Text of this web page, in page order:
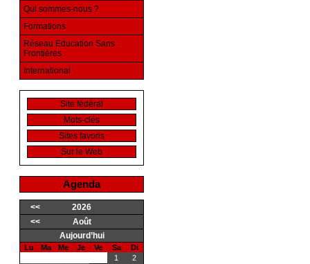
Qui sommes-nous ?
Formations
Réseau Education Sans
Frontières
International
Site fédéral
Mots-clés
Sites favoris
Sur le Web
Agenda
<<
2026
<<
Août
Aujourd’hui
Lu Ma Me Je Ve Sa
Di
1
2